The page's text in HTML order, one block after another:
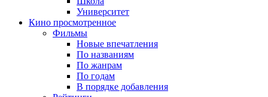
Университет
Кино просмотренное
Фильмы
Новые впечатления
По названиям
По жанрам
По годам
В порядке добавления